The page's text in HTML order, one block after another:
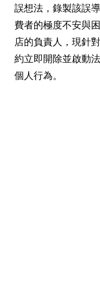
誤想法，錄製該誤
費者的極度不安與
店的負責人，現針
約立即開除並啟動
個人行為。